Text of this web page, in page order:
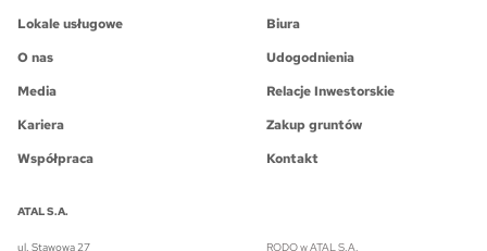
Lokale usługowe
Biura
O nas
Udogodnienia
Media
Relacje Inwestorskie
Kariera
Zakup gruntów
Współpraca
Kontakt
ATAL S.A.
ul. Stawowa 27 RODO w ATAL S.A.